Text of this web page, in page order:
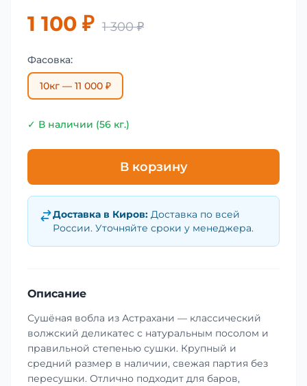
1 100 ₽ 1 300 ₽
Фасовка:
10кг — 11 000 ₽
✓ В наличии (56 кг.)
В корзину
Доставка в Киров: Доставка по всей
России. Уточняйте сроки у менеджера.
Описание
Сушёная вобла из Астрахани — классический
волжский деликатес с натуральным посолом и
правильной степенью сушки. Крупный и
средний размер в наличии, свежая партия без
пересушки. Отлично подходит для баров,